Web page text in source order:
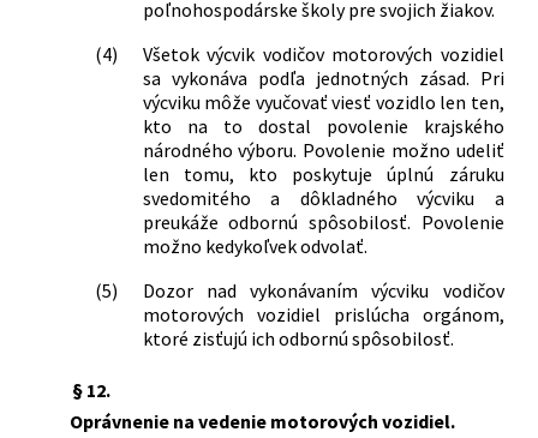
poľnohospodárske školy pre svojich žiakov.
(4)
Všetok výcvik vodičov motorových vozidiel
sa vykonáva podľa jednotných zásad. Pri
výcviku môže vyučovať viesť vozidlo len ten,
kto na to dostal povolenie krajského
národného výboru. Povolenie možno udeliť
len tomu, kto poskytuje úplnú záruku
svedomitého a dôkladného výcviku a
preukáže odbornú spôsobilosť. Povolenie
možno kedykoľvek odvolať.
(5)
Dozor nad vykonávaním výcviku vodičov
motorových vozidiel prislúcha orgánom,
ktoré zisťujú ich odbornú spôsobilosť.
§ 12.
Oprávnenie na vedenie motorových vozidiel.